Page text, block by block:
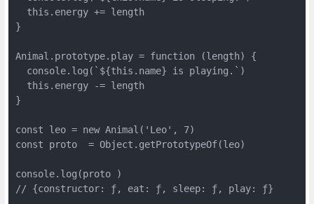
  this.energy += length
}
Animal.prototype.play = function (length) {
  console.log(`${this.name} is playing.`)
  this.energy -= length
}
const leo = new Animal('Leo', 7)
const proto  = Object.getPrototypeOf(leo)
console.log(proto )
// {constructor: ƒ, eat: ƒ, sleep: ƒ, play: ƒ}